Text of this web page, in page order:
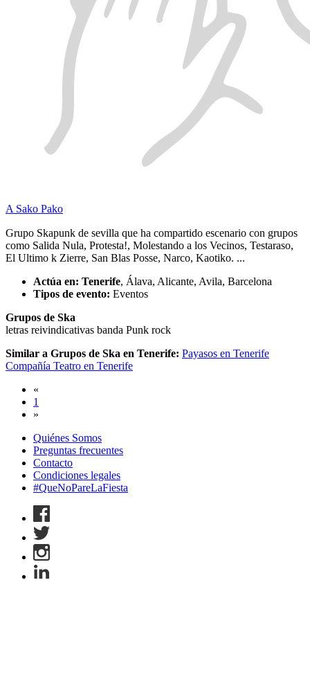
A Sako Pako
Grupo Skapunk de sevilla que ha compartido escenario con grupos
como Salida Nula, Protesta!, Molestando a los Vecinos, Testaraso,
El Ultimo k Zierre, San Blas Posse, Narco, Kaotiko. ...
Actúa en: Tenerife, Álava, Alicante, Avila, Barcelona
Tipos de evento: Eventos
Grupos de Ska
letras reivindicativas banda Punk rock
Similar a Grupos de Ska en Tenerife: Payasos en Tenerife
Compañía Teatro en Tenerife
«
1
»
Quiénes Somos
Preguntas frecuentes
Contacto
Condiciones legales
#QueNoPareLaFiesta